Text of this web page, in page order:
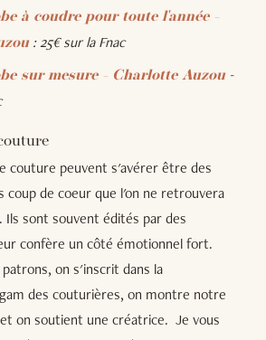
à coudre pour toute l'année -
: 25€ sur la Fnac
sur mesure - Charlotte Auzou-
couture peuvent s'avérer être des
coup de coeur que l'on ne retrouvera
Ils sont souvent édités par des
confère un côté émotionnel fort.
on s'inscrit dans la
des couturières, on montre notre
on soutient une créatrice. Je vous